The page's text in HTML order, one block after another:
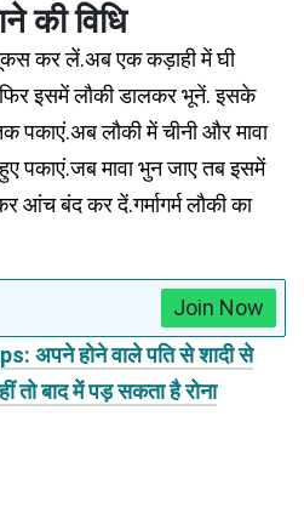
की विधि
कर लें.अब एक कड़ाही में घी
इसमें लौकी डालकर भूनें. इसके
लौकी में चीनी और मावा
पकाएं.जब मावा भुन जाए तब इसमें
आंच बंद कर दें.गर्मागर्म लौकी का
Join Now
अपने होने वाले पति से शादी से
बाद में पड़ सकता है रोना